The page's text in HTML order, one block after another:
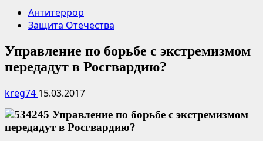
Антитеррор
Защита Отечества
Управление по борьбе с экстремизмом
передадут в Росгвардию?
kreg74 15.03.2017